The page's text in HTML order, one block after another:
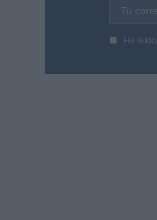
Tu
He